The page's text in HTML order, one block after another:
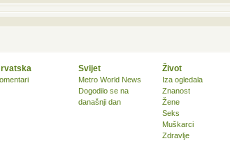
Svijet
Metro World News
Dogodilo se na
današnji dan
Život
Iza ogledala
Znanost
Žene
Seks
Muškarci
Zdravlje